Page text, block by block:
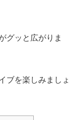
グッと広がりま
ブを楽しみましょ